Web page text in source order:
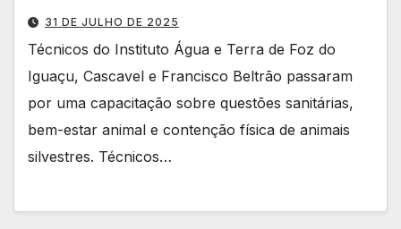
31 DE JULHO DE 2025
Técnicos do Instituto Água e Terra de Foz do
Iguaçu, Cascavel e Francisco Beltrão passaram
por uma capacitação sobre questões sanitárias,
bem-estar animal e contenção física de animais
silvestres. Técnicos…